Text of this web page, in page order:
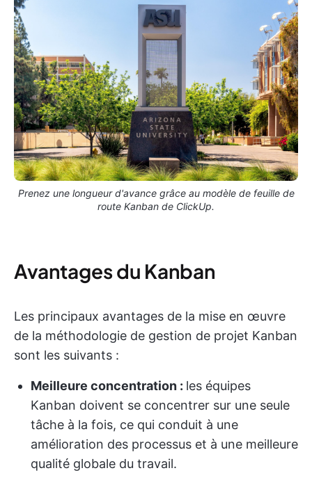
Prenez une longueur d'avance grâce au modèle de feuille de
route Kanban de ClickUp.
Avantages du Kanban
Les principaux avantages de la mise en œuvre
de la méthodologie de gestion de projet Kanban
sont les suivants :
Meilleure concentration : les équipes
Kanban doivent se concentrer sur une seule
tâche à la fois, ce qui conduit à une
amélioration des processus et à une meilleure
qualité globale du travail.